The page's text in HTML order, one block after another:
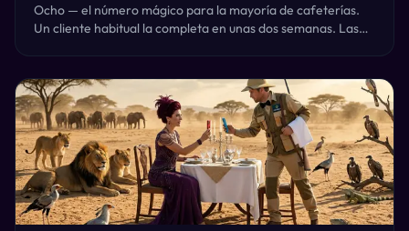
Ocho — el número mágico para la mayoría de cafeterías.
Un cliente habitual la completa en unas dos semanas. Las